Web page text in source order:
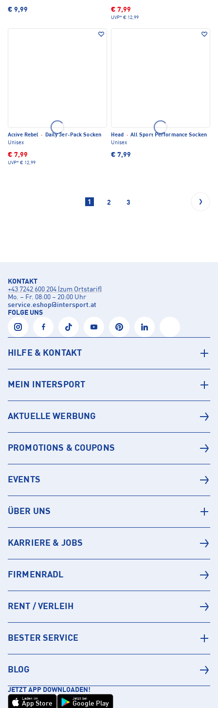
€ 9,99 € 7,99
UVP* € 12,99
Active Rebel ·
Daily 3er-Pack Socken
Unisex
€ 7,99
UVP* € 12,99
Head · All Sport Performance Socken
Unisex
€ 7,99
1 2 3
KONTAKT
+43 7242 600 204 (zum Ortstarif)
Mo. – Fr. 08:00 – 20:00 Uhr
service.eshop@intersport.at
FOLGE UNS
HILFE & KONTAKT
MEIN INTERSPORT
AKTUELLE WERBUNG
PROMOTIONS & COUPONS
EVENTS
ÜBER UNS
KARRIERE & JOBS
FIRMENRADL
RENT / VERLEIH
BESTER SERVICE
BLOG
JETZT APP DOWNLOADEN!
Laden im
App Store
Jetzt bei
Google Play